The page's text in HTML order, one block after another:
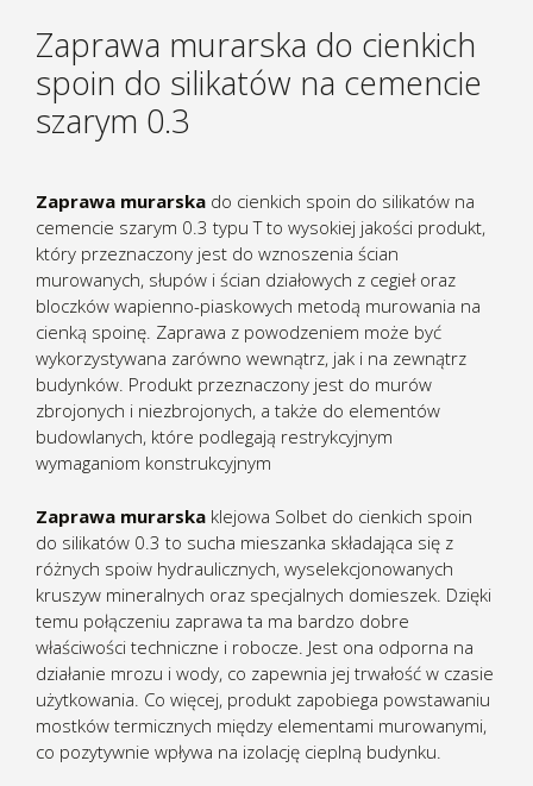
Zaprawa murarska do cienkich
spoin do silikatów na cemencie
szarym 0.3
Zaprawa murarska do cienkich spoin do silikatów na
cemencie szarym 0.3 typu T to wysokiej jakości produkt,
który przeznaczony jest do wznoszenia ścian
murowanych, słupów i ścian działowych z cegieł oraz
bloczków wapienno-piaskowych metodą murowania na
cienką spoinę. Zaprawa z powodzeniem może być
wykorzystywana zarówno wewnątrz, jak i na zewnątrz
budynków. Produkt przeznaczony jest do murów
zbrojonych i niezbrojonych, a także do elementów
budowlanych, które podlegają restrykcyjnym
wymaganiom konstrukcyjnym
Zaprawa murarska klejowa Solbet do cienkich spoin
do silikatów 0.3 to sucha mieszanka składająca się z
różnych spoiw hydraulicznych, wyselekcjonowanych
kruszyw mineralnych oraz specjalnych domieszek. Dzięki
temu połączeniu zaprawa ta ma bardzo dobre
właściwości techniczne i robocze. Jest ona odporna na
działanie mrozu i wody, co zapewnia jej trwałość w czasie
użytkowania. Co więcej, produkt zapobiega powstawaniu
mostków termicznych między elementami murowanymi,
co pozytywnie wpływa na izolację cieplną budynku.